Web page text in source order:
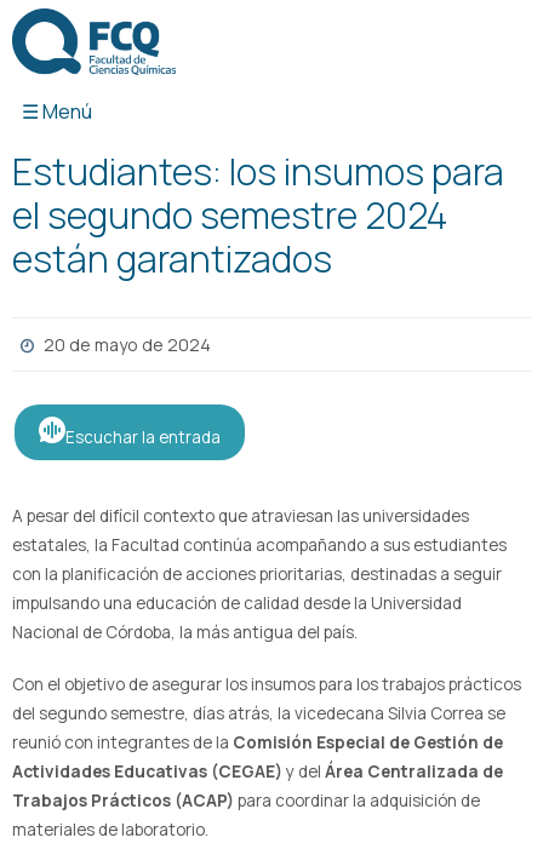
contenido
Estudiantes: los insumos para
el segundo semestre 2024
están garantizados
20 de mayo de 2024
Escuchar la entrada
A pesar del difícil contexto que atraviesan las universidades
estatales, la Facultad continúa acompañando a sus estudiantes
con la planificación de acciones prioritarias, destinadas a seguir
impulsando una educación de calidad desde la Universidad
Nacional de Córdoba, la más antigua del país.
Con el objetivo de asegurar los insumos para los trabajos prácticos
del segundo semestre, días atrás, la vicedecana Silvia Correa se
reunió con integrantes de la Comisión Especial de Gestión de
Actividades Educativas (CEGAE) y del Área Centralizada de
Trabajos Prácticos (ACAP) para coordinar la adquisición de
materiales de laboratorio.